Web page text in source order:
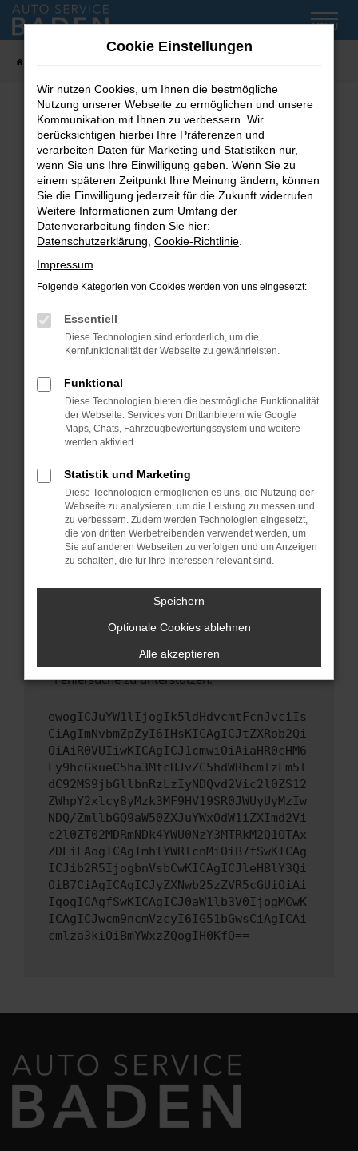
Zum
Hauptinhalt
MENÜ
Fehler: Network Error
Beim Laden ist ein Fehler aufgetreten.
Hier sind ein paar Tipps, die dir helfen können:
Überprüfe deine Firewall und deine
Internetverbindung.
Laden andere Webseiten, zum Beispiel deine
Suchmaschine?
Prüfe deine Browsererweiterungen.
können das Laden bestimmter Seiten
verhindern. Funktioniert die Seite in einem
Fenster?
Starte dein Gerät neu.
Das kann manchmal helfen, vorübergehende
Probleme zu beheben.
Betriebssystem auf dem neuesten Stand
sind.
Veraltete Software birgt nicht nur ein
Sicherheitsrisiko, sondern kann auch dazu
führen, dass bestimmte Funktionen nicht mehr
unterstützt werden.
Wende dich an den Webseitenbetreiber.
Wenn du alle oben genannten Schritte versucht
hast, kontaktiere uns bitte. Wir werden
uns diesen Text schicken, um uns bei der
Fehlersuche zu unterstützen:
ewogICJuYW1lIjogIk5ldHdvcmtFcnJvciIs
CiAgImNvbmZpZyI6IHsKICAgICJtZXRob2Qi
OiAiR0VUIiwKICAgICJ1cmwiOiAiaHR0cHM6
Ly9hcGkueC5ha3MtcHJvZC5hdWRhcmlzLm5l
dC92MS9jbGllbnRzLzIyNDQvd2Vic2l0ZS12
ZWhpY2xlcy8yMzk3MF9HV19SR0JWUyUyMzIw
NDQ/ZmllbGQ9aW50ZXJuYWxOdW1iZXImd2Vi
c2l0ZT02MDRmNDk4YWU0NzY3MTRkM2Q1OTAx
ZDEiLAogICAgImhlYWRlcnMiOiB7fSwKICAg
ICJib2R5IjogbnVsbCwKICAgICJleHBlY3Qi
OiB7CiAgICAgICJyZXNwb25zZVR5cGUiOiAi
IgogICAgfSwKICAgICJ0aW1lb3V0IjogMCwK
ICAgICJwcm9ncmVzcyI6IG51bGwsCiAgICAi
cmlza3kiOiBmYWxzZQogIH0KfQ==
Cookie Einstellungen
Wir nutzen Cookies, um Ihnen die bestmögliche
Nutzung unserer Webseite zu ermöglichen und unsere
Kommunikation mit Ihnen zu verbessern. Wir
berücksichtigen hierbei Ihre Präferenzen und
verarbeiten Daten für Marketing und Statistiken nur,
wenn Sie uns Ihre Einwilligung geben. Wenn Sie zu
einem späteren Zeitpunkt Ihre Meinung ändern, können
Sie die Einwilligung jederzeit für die Zukunft widerrufen.
Weitere Informationen zum Umfang der
Datenverarbeitung finden Sie hier:
Datenschutzerklärung Cookie-Richtlinie
Impressum
Folgende Kategorien von Cookies werden von uns eingesetzt:
Essentiell
Diese Technologien sind erforderlich, um die
Kernfunktionalität der Webseite zu gewährleisten.
Funktional
Diese Technologien bieten die bestmögliche Funktionalität
der Webseite. Services von Drittanbietern wie Google
Maps, Chats, Fahrzeugbewertungssystem und weitere
werden aktiviert.
Statistik und Marketing
Diese Technologien ermöglichen es uns, die Nutzung der
Webseite zu analysieren, um die Leistung zu messen und
zu verbessern. Zudem werden Technologien eingesetzt,
die von dritten Werbetreibenden verwendet werden, um
Sie auf anderen Webseiten zu verfolgen und um Anzeigen
zu schalten, die für Ihre Interessen relevant sind.
Speichern
Optionale Cookies ablehnen
Alle akzeptieren